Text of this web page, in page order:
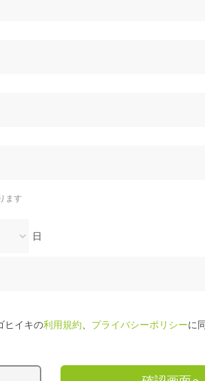
ます
日
ヒイキの利用規約 プライバシーポリシーに